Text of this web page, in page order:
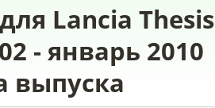
Lancia Thesis
- январь 2010
выпуска